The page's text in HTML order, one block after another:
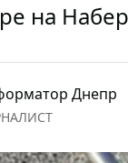
на
Днепр